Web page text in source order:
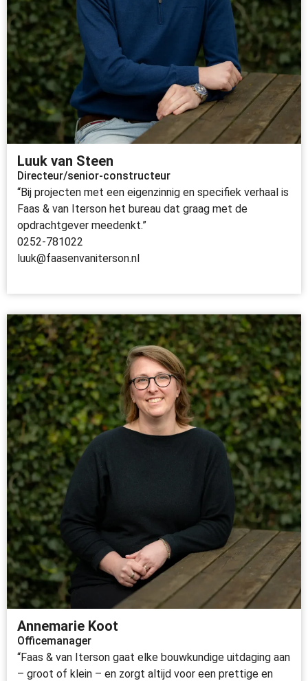
Luuk van Steen
Directeur/senior-constructeur
“Bij projecten met een eigenzinnig en specifiek verhaal is
Faas & van Iterson het bureau dat graag met de
opdrachtgever meedenkt.”
0252-781022
luuk@faasenvaniterson.nl
Annemarie Koot
Officemanager
“Faas & van Iterson gaat elke bouwkundige uitdaging aan
– groot of klein – en zorgt altijd voor een prettige en